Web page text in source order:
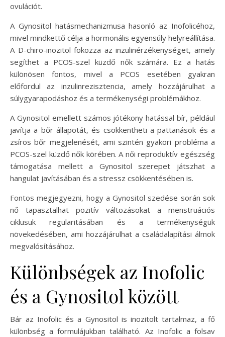
ovulációt.
A Gynositol hatásmechanizmusa hasonló az Inofolicéhoz,
mivel mindkettő célja a hormonális egyensúly helyreállítása.
A D-chiro-inozitol fokozza az inzulinérzékenységet, amely
segíthet a PCOS-szel küzdő nők számára. Ez a hatás
különösen fontos, mivel a PCOS esetében gyakran
előfordul az inzulinrezisztencia, amely hozzájárulhat a
súlygyarapodáshoz és a termékenységi problémákhoz.
A Gynositol emellett számos jótékony hatással bír, például
javítja a bőr állapotát, és csökkentheti a pattanások és a
zsíros bőr megjelenését, ami szintén gyakori probléma a
PCOS-szel küzdő nők körében. A női reproduktív egészség
támogatása mellett a Gynositol szerepet játszhat a
hangulat javításában és a stressz csökkentésében is.
Fontos megjegyezni, hogy a Gynositol szedése során sok
nő tapasztalhat pozitív változásokat a menstruációs
ciklusuk regularitásában és a termékenységük
növekedésében, ami hozzájárulhat a családalapítási álmok
megvalósításához.
Különbségek az Inofolic
és a Gynositol között
Bár az Inofolic és a Gynositol is inozitolt tartalmaz, a fő
különbség a formulájukban található. Az Inofolic a folsav